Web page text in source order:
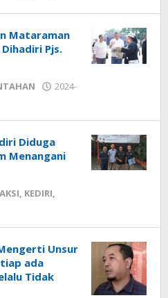
Mataraman
Pjs.
2024-
Diduga
Menangani
, KEDIRI,
Unsur
ada
Tidak